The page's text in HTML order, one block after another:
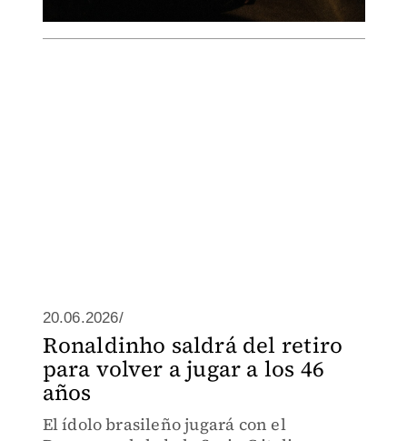
20.06.2026/
Ronaldinho saldrá del retiro
para volver a jugar a los 46
años
El ídolo brasileño jugará con el